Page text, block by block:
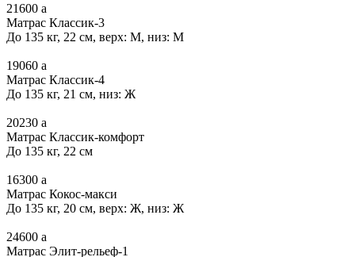
21600 a
Матрас Классик-3
До 135 кг, 22 см, верх: М, низ: М
19060 a
Матрас Классик-4
До 135 кг, 21 см, низ: Ж
20230 a
Матрас Классик-комфорт
До 135 кг, 22 см
16300 a
Матрас Кокос-макси
До 135 кг, 20 см, верх: Ж, низ: Ж
24600 a
Матрас Элит-рельеф-1